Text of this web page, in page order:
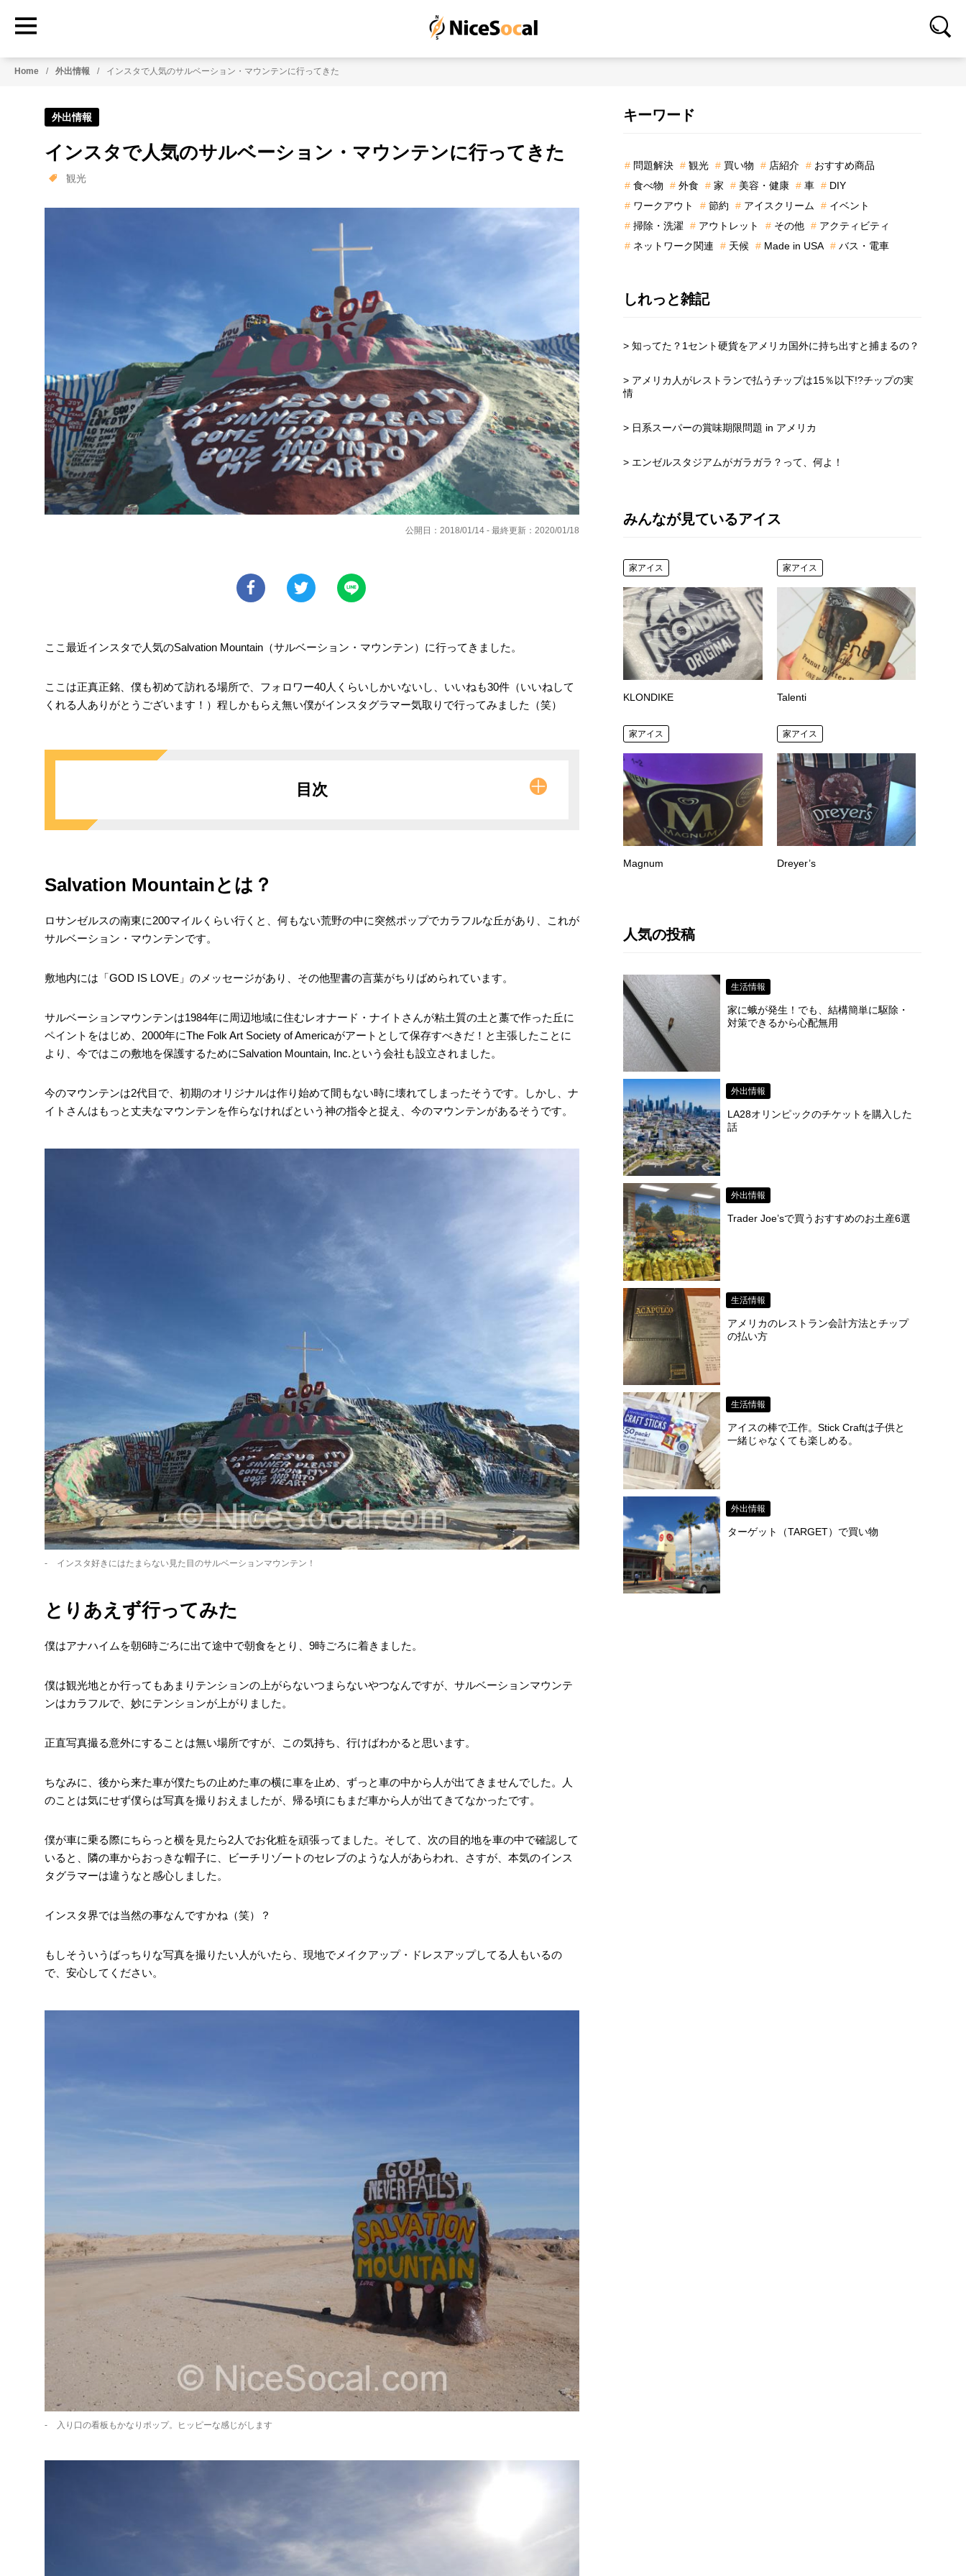
Home 外出情報 インスタで人気のサルベーション・マウンテンに行ってきた
外出情報
インスタで人気のサルベーション・マウンテンに行ってきた
観光
公開日：2018/01/14 - 最終更新：2020/01/18
ここ最近インスタで人気のSalvation Mountain（サルベーション・マウンテン）に行ってきました。
ここは正真正銘、僕も初めて訪れる場所で、フォロワー40人くらいしかいないし、いいねも30件（いいねして
くれる人ありがとうございます！）程しかもらえ無い僕がインスタグラマー気取りで行ってみました（笑）
目次
Salvation Mountainとは？
ロサンゼルスの南東に200マイルくらい行くと、何もない荒野の中に突然ポップでカラフルな丘があり、これが
サルベーション・マウンテンです。
敷地内には「GOD IS LOVE」のメッセージがあり、その他聖書の言葉がちりばめられています。
サルベーションマウンテンは1984年に周辺地域に住むレオナード・ナイトさんが粘土質の土と藁で作った丘に
ペイントをはじめ、2000年にThe Folk Art Society of Americaがアートとして保存すべきだ！と主張したことに
より、今ではこの敷地を保護するためにSalvation Mountain, Inc.という会社も設立されました。
今のマウンテンは2代目で、初期のオリジナルは作り始めて間もない時に壊れてしまったそうです。しかし、ナ
イトさんはもっと丈夫なマウンテンを作らなければという神の指令と捉え、今のマウンテンがあるそうです。
インスタ好きにはたまらない見た目のサルベーションマウンテン！
とりあえず行ってみた
僕はアナハイムを朝6時ごろに出て途中で朝食をとり、9時ごろに着きました。
僕は観光地とか行ってもあまりテンションの上がらないつまらないやつなんですが、サルベーションマウンテ
ンはカラフルで、妙にテンションが上がりました。
正直写真撮る意外にすることは無い場所ですが、この気持ち、行けばわかると思います。
ちなみに、後から来た車が僕たちの止めた車の横に車を止め、ずっと車の中から人が出てきませんでした。人
のことは気にせず僕らは写真を撮りおえましたが、帰る頃にもまだ車から人が出てきてなかったです。
僕が車に乗る際にちらっと横を見たら2人でお化粧を頑張ってました。そして、次の目的地を車の中で確認して
いると、隣の車からおっきな帽子に、ビーチリゾートのセレブのような人があらわれ、さすが、本気のインス
タグラマーは違うなと感心しました。
インスタ界では当然の事なんですかね（笑）？
もしそういうばっちりな写真を撮りたい人がいたら、現地でメイクアップ・ドレスアップしてる人もいるの
で、安心してください。
入り口の看板もかなりポップ。ヒッピーな感じがします
最
サ
イ
ド
バ
ー
キーワード
問題解決 観光 買い物 店紹介
おすすめ商品
食べ物
外食 家 美容・健康 車
DIY
ワークアウト
節約 アイスクリーム
イベント
掃除・洗濯
アウトレット その他
アクティビティ
ネットワーク関連
天候 Made in USA バス・電車
しれっと雑記
> 知ってた？1セント硬貨をアメリカ国外に持ち出すと捕まるの？
> アメリカ人がレストランで払うチップは15％以下!?チップの実
情
> 日系スーパーの賞味期限問題 in アメリカ
> エンゼルスタジアムがガラガラ？って、何よ！
みんなが見ているアイス
家アイス
KLONDIKE
家アイス
Talenti
家アイス
Magnum
家アイス
Dreyer’s
人気の投稿
生活情報
家に蛾が発生！でも、結構簡単に駆除・
対策できるから心配無用
外出情報
LA28オリンピックのチケットを購入した
話
外出情報
Trader Joe’sで買うおすすめのお土産6選
生活情報
アメリカのレストラン会計方法とチップ
の払い方
生活情報
アイスの棒で工作。Stick Craftは子供と
一緒じゃなくても楽しめる。
外出情報
ターゲット（TARGET）で買い物